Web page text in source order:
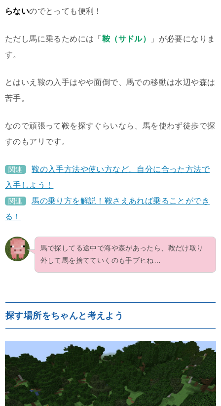
らないのでとっても便利！
ただし馬に乗るためには「 鞍（サドル）
」が必要になりま
す。
とはいえ鞍の入手はやや面倒で、馬での移動は水辺や森は
苦手。
なので頑張って鞍を探すぐらいなら、馬を使わず徒歩で探
すのもアリです。
関連
鞍の入手方法や使い方など。自分に合った方法で
入手しよう！
関連
馬の乗り方を解説！鞍さえあれば乗ることができ
る！
馬で探してる途中で海や森があったら、鞍だけ取り
外して馬を捨てていくのも手ブヒね…
探す場所をちゃんと考えよう